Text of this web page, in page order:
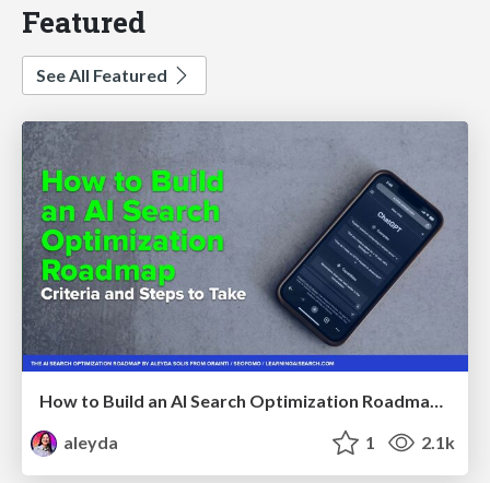
Featured
See All Featured
How to Build an AI Search Optimization Roadmap - Criteria and Steps to Take #SEOIRL
aleyda
1 2.1k